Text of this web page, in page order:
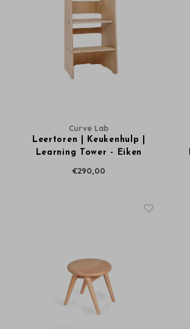
Curve Lab
Leertoren | Keukenhulp |
Learning Tower - Eiken
€290,00